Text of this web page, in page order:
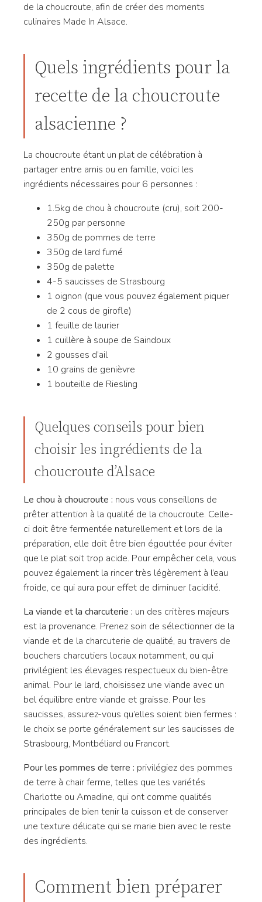
de la choucroute, afin de créer des moments
culinaires Made In Alsace.
Quels ingrédients pour la
recette de la choucroute
alsacienne ?
La choucroute étant un plat de célébration à
partager entre amis ou en famille, voici les
ingrédients nécessaires pour 6 personnes :
1.5kg de chou à choucroute (cru), soit 200-
250g par personne
350g de pommes de terre
350g de lard fumé
350g de palette
4-5 saucisses de Strasbourg
1 oignon (que vous pouvez également piquer
de 2 cous de girofle)
1 feuille de laurier
1 cuillère à soupe de Saindoux
2 gousses d’ail
10 grains de genièvre
1 bouteille de Riesling
Quelques conseils pour bien
choisir les ingrédients de la
choucroute d’Alsace
Le chou à choucroute : nous vous conseillons de
prêter attention à la qualité de la choucroute. Celle-
ci doit être fermentée naturellement et lors de la
préparation, elle doit être bien égouttée pour éviter
que le plat soit trop acide. Pour empêcher cela, vous
pouvez également la rincer très légèrement à l’eau
froide, ce qui aura pour effet de diminuer l’acidité.
La viande et la charcuterie : un des critères majeurs
est la provenance. Prenez soin de sélectionner de la
viande et de la charcuterie de qualité, au travers de
bouchers charcutiers locaux notamment, ou qui
privilégient les élevages respectueux du bien-être
animal. Pour le lard, choisissez une viande avec un
bel équilibre entre viande et graisse. Pour les
saucisses, assurez-vous qu’elles soient bien fermes :
le choix se porte généralement sur les saucisses de
Strasbourg, Montbéliard ou Francort.
Pour les pommes de terre : privilégiez des pommes
de terre à chair ferme, telles que les variétés
Charlotte ou Amadine, qui ont comme qualités
principales de bien tenir la cuisson et de conserver
une texture délicate qui se marie bien avec le reste
des ingrédients.
Comment bien préparer